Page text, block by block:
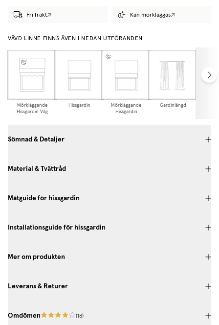
Fri frakt Kan mörkläggas
VÄVD LINNE FINNS ÄVEN I NEDAN UTFÖRANDEN
Mörkläggande
Hissgardin Våg
Hissgardin
Mörkläggande
Hissgardin
Gardinlängd
Sömnad & Detaljer
Material & Tvättråd
Mätguide för hissgardin
Installationsguide för hissgardin
Mer om produkten
Leverans & Returer
Omdömen (18)